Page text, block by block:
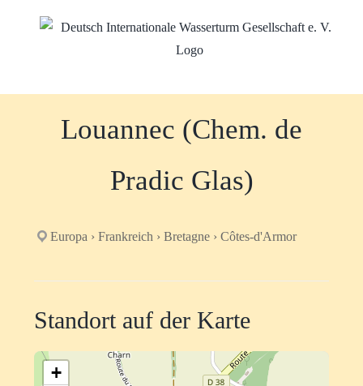
Louannec (Chem. de
Pradic Glas)
Europa › Frankreich › Bretagne › Côtes-d'Armor
Standort auf der Karte
+